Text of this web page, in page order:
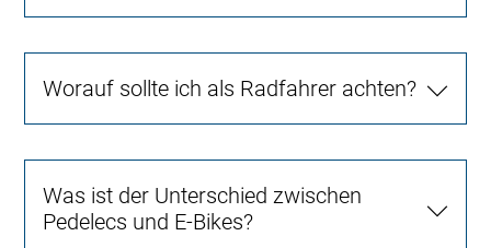
Worauf sollte ich als Radfahrer achten?
Was ist der Unterschied zwischen
Pedelecs und E-Bikes?